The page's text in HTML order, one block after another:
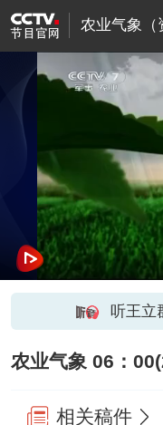
农业气象（
听王立
农业气象 06：
相关稿件